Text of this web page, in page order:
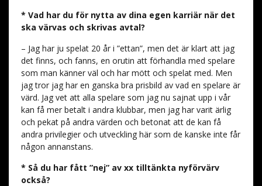
* Vad har du för nytta av dina egen karriär när det
ska värvas och skrivas avtal?
– Jag har ju spelat 20 år i ”ettan”, men det är klart att jag
det finns, och fanns, en orutin att förhandla med spelare
som man känner väl och har mött och spelat med. Men
jag tror jag har en ganska bra prisbild av vad en spelare är
värd. Jag vet att alla spelare som jag nu sajnat upp i vår
kan få mer betalt i andra klubbar, men jag har varit ärlig
och pekat på andra värden och betonat att de kan få
andra privilegier och utveckling här som de kanske inte får
någon annanstans.
* Så du har fått ”nej” av xx tilltänkta nyförvärv
också?